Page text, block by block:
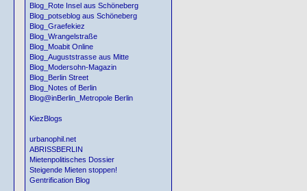
Blog_Rote Insel aus Schöneberg
Blog_potseblog aus Schöneberg
Blog_Graefekiez
Blog_Wrangelstraße
Blog_Moabit Online
Blog_Auguststrasse aus Mitte
Blog_Modersohn-Magazin
Blog_Berlin Street
Blog_Notes of Berlin
Blog@inBerlin_Metropole Berlin
KiezBlogs
urbanophil.net
ABRISSBERLIN
Mietenpolitisches Dossier
Steigende Mieten stoppen!
Gentrification Blog